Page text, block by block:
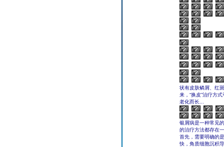
状有皮肤鳞屑、红
来，“换皮”治疗方
老化而长...
银屑病是一种常见
的治疗方法都存在
首先，需要明确的
快，角质细胞沉积